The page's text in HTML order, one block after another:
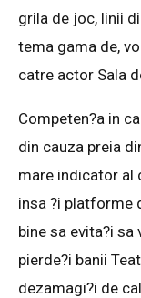
grila de joc, linii
tema gama de,
catre actor Sala
Competen?a in
din cauza preia
mare indicator al
insa ?i platforme
bine sa evita?i sa
pierde?i banii
dezamagi?i de